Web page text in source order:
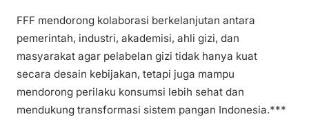
FFF mendorong kolaborasi berkelanjutan antara
pemerintah, industri, akademisi, ahli gizi, dan
masyarakat agar pelabelan gizi tidak hanya kuat
secara desain kebijakan, tetapi juga mampu
mendorong perilaku konsumsi lebih sehat dan
mendukung transformasi sistem pangan Indonesia.***